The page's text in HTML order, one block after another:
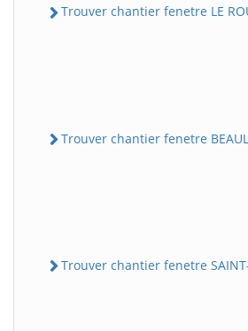
Trouver chantier fenetre LE
Trouver chantier fenetre
Trouver chantier fenetre